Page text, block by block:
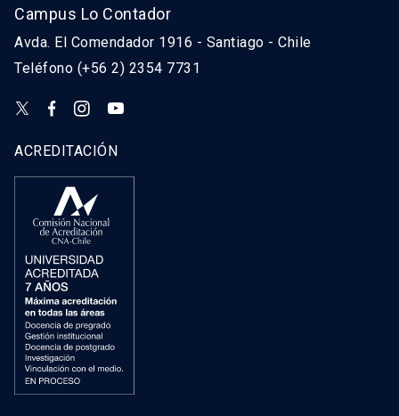
Campus Lo Contador
Avda. El Comendador 1916 - Santiago - Chile
Teléfono (+56 2) 2354 7731
ACREDITACIÓN